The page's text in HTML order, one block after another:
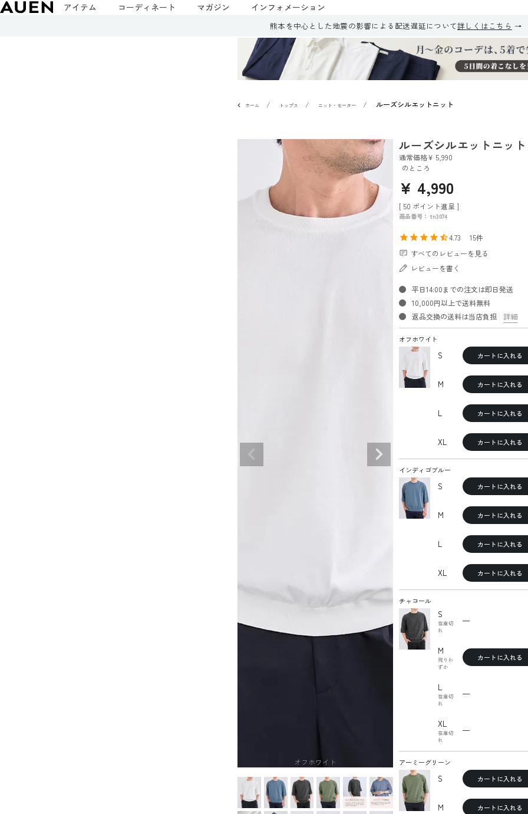
アイテム コーディネート マガジン インフォメーション
熊本を中心とした地震の影響による配送遅延について詳しくはこちら
ホーム トップス ニット・セーター ルーズシルエットニット
オフホワイト
ルーズシルエットニット
通常価格¥ 5,990
のところ
¥ 4,990
[ 50 ポイント進呈 ]
商品番号 tn3074
4.73
15
すべてのレビューを見る
レビューを書く
平日14:00までの注文は即日発送
10,000円以上で送料無料
返品交換の送料は当店負担
詳細
オフホワイト
S カートに入れる
M カートに入れる
L カートに入れる
XL カートに入れる
インディゴブルー
S カートに入れる
M カートに入れる
L カートに入れる
XL カートに入れる
チャコール
S
在庫切
れ
—
M
残りわ
ずか
カートに入れる
L
在庫切
れ
—
XL
在庫切
れ
—
アーミーグリーン
S カートに入れる
M カートに入れる